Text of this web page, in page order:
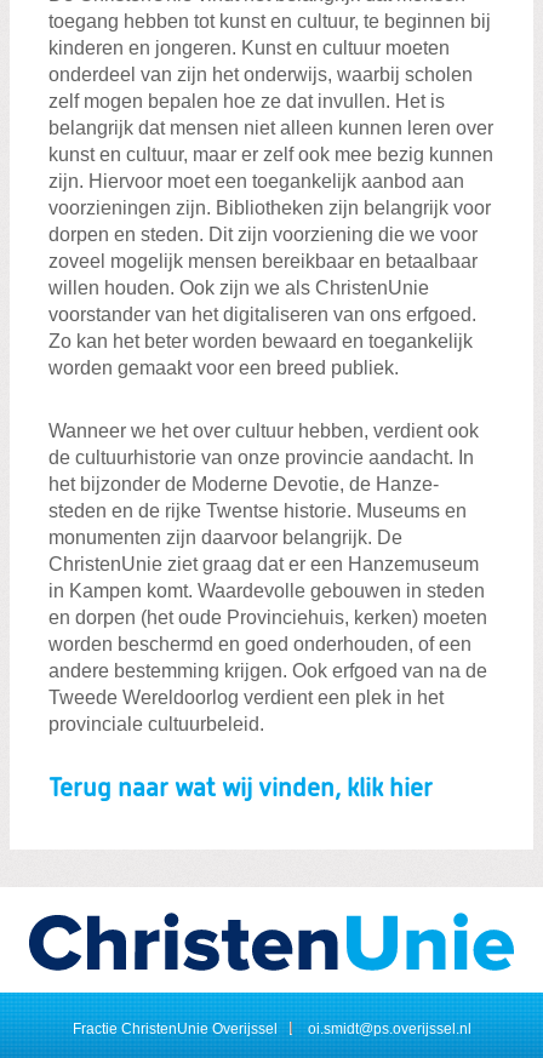
toegang hebben tot kunst en cultuur, te beginnen bij
kinderen en jongeren. Kunst en cultuur moeten
onderdeel van zijn het onderwijs, waarbij scholen
zelf mogen bepalen hoe ze dat invullen. Het is
belangrijk dat mensen niet alleen kunnen leren over
kunst en cultuur, maar er zelf ook mee bezig kunnen
zijn. Hiervoor moet een toegankelijk aanbod aan
voorzieningen zijn. Bibliotheken zijn belangrijk voor
dorpen en steden. Dit zijn voorziening die we voor
zoveel mogelijk mensen bereikbaar en betaalbaar
willen houden. Ook zijn we als ChristenUnie
voorstander van het digitaliseren van ons erfgoed.
Zo kan het beter worden bewaard en toegankelijk
worden gemaakt voor een breed publiek.
Wanneer we het over cultuur hebben, verdient ook
de cultuurhistorie van onze provincie aandacht. In
het bijzonder de Moderne Devotie, de Hanze-
steden en de rijke Twentse historie. Museums en
monumenten zijn daarvoor belangrijk. De
ChristenUnie ziet graag dat er een Hanzemuseum
in Kampen komt. Waardevolle gebouwen in steden
en dorpen (het oude Provinciehuis, kerken) moeten
worden beschermd en goed onderhouden, of een
andere bestemming krijgen. Ook erfgoed van na de
Tweede Wereldoorlog verdient een plek in het
provinciale cultuurbeleid.
Terug naar wat wij vinden, klik hier
Fractie ChristenUnie Overijssel oi.smidt@ps.overijssel.nl